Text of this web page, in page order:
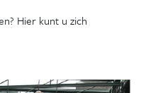
Hier kunt u zich